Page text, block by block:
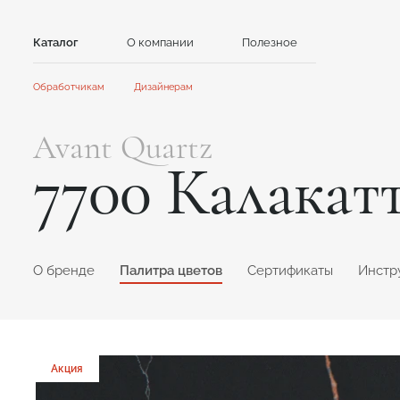
Каталог
Акриловый камень
NEOMARM
Noblle Quartz
О компании Полезное
Обработчикам
Сотрудничество
Акции и новости
Каталоги и презентации
Дизайнерам
Сотрудничество
Новости
Контент для клиентов
Avant Quartz
7700
O бренде Палитра цветов Сертификаты
Акция